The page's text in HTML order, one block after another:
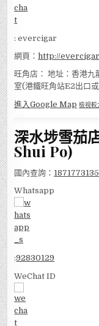
: evercigar
網頁：http://
旺角店： 地址：香港
室(港鐵旺角站E2出口
進入Google Map 檢視較
深水埗雪茄
Shui Po)
國內查詢：
Whatsapp
:92830129
WeChat ID